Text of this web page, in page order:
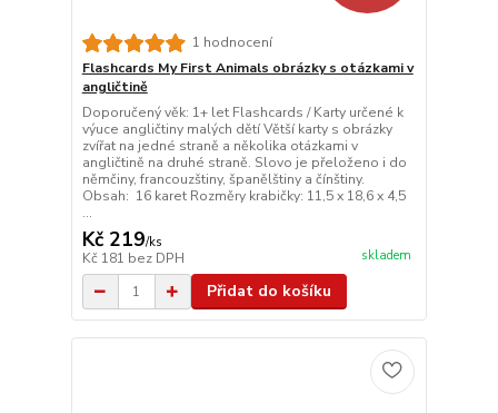
1 hodnocení
Flashcards My First Animals obrázky s otázkami v
angličtině
Doporučený věk: 1+ let Flashcards / Karty určené k
výuce angličtiny malých dětí Větší karty s obrázky
zvířat na jedné straně a několika otázkami v
angličtině na druhé straně. Slovo je přeloženo i do
němčiny, francouzštiny, španělštiny a čínštiny.
Obsah: 16 karet Rozměry krabičky: 11,5 x 18,6 x 4,5
...
Kč 219/ks
Kč 181 bez DPH skladem
Přidat do košíku